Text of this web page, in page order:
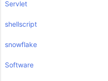
Servlet
shellscript
snowflake
Software